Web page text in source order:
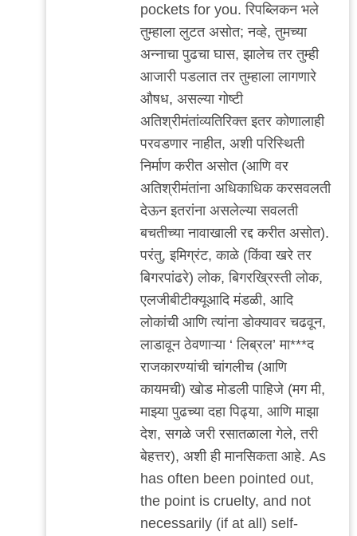
pockets for you. रिपब्लिकन भले
तुम्हाला लुटत असोत; नव्हे, तुमच्या
अन्नाचा पुढचा घास, झालेच तर तुम्ही
आजारी पडलात तर तुम्हाला लागणारे
औषध, असल्या गोष्टी
अतिश्रीमंतांव्यतिरिक्त इतर कोणालाही
परवडणार नाहीत, अशी परिस्थिती
निर्माण करीत असोत (आणि वर
अतिश्रीमंतांना अधिकाधिक करसवलती
देऊन इतरांना असलेल्या सवलती
बचतीच्या नावाखाली रद्द करीत असोत).
परंतु, इमिग्रंट, काळे (किंवा खरे तर
बिगरपांढरे) लोक, बिगरख्रिस्ती लोक,
एलजीबीटीक्यूआदि मंडळी, आदि
लोकांची आणि त्यांना डोक्यावर चढवून,
लाडावून ठेवणाऱ्या ‘ लिब्रल’ मा***द
राजकारण्यांची चांगलीच (आणि
कायमची) खोड मोडली पाहिजे (मग मी,
माझ्या पुढच्या दहा पिढ्या, आणि माझा
देश, सगळे जरी रसातळाला गेले, तरी
बेहत्तर), अशी ही मानसिकता आहे. As
has often been pointed out,
the point is cruelty, and not
necessarily (if at all) self-